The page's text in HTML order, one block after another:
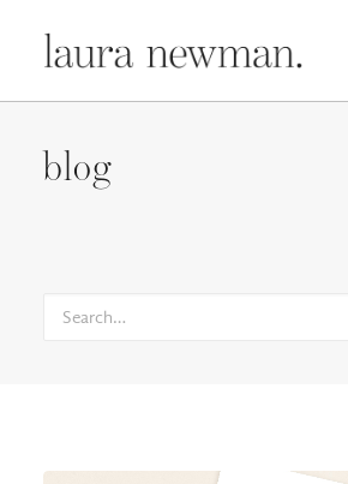
PORTFOLIO
PREMADES
NEWS
MERCH
blog